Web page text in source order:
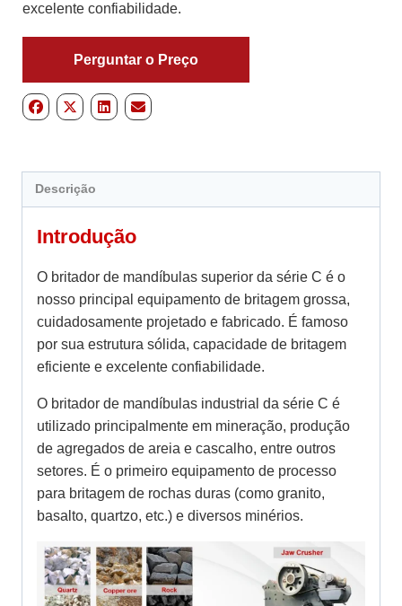
excelente confiabilidade.
Perguntar o Preço
Descrição
Introdução
O britador de mandíbulas superior da série C é o
nosso principal equipamento de britagem grossa,
cuidadosamente projetado e fabricado. É famoso
por sua estrutura sólida, capacidade de britagem
eficiente e excelente confiabilidade.
O britador de mandíbulas industrial da série C é
utilizado principalmente em mineração, produção
de agregados de areia e cascalho, entre outros
setores. É o primeiro equipamento de processo
para britagem de rochas duras (como granito,
basalto, quartzo, etc.) e diversos minérios.